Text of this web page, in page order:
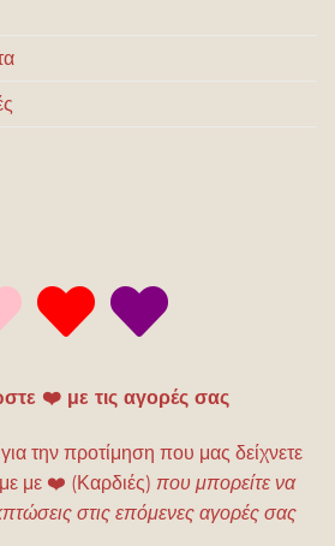
❤️ με τις αγορές σας
την προτίμηση που μας δείχνετε
με ❤️ (Καρδιές) που μπορείτε να
στις επόμενες αγορές σας